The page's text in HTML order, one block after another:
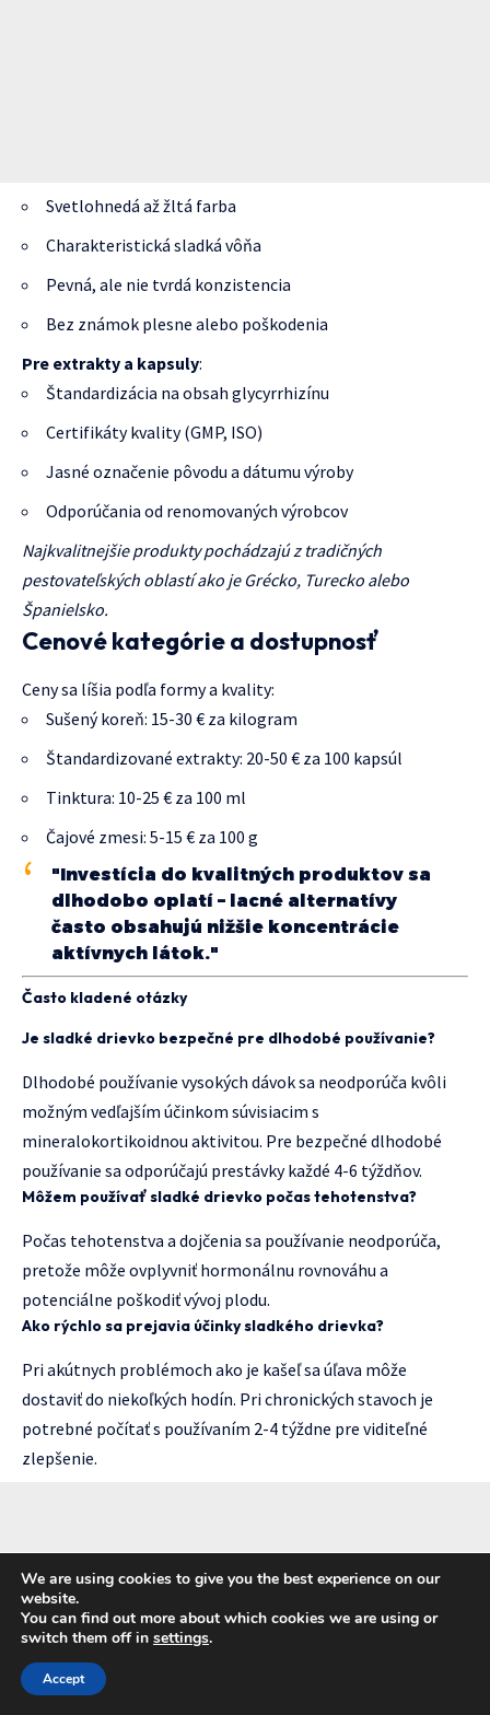
Svetlohnedá až žltá farba
Charakteristická sladká vôňa
Pevná, ale nie tvrdá konzistencia
Bez známok plesne alebo poškodenia
Pre extrakty a kapsuly:
Štandardizácia na obsah glycyrrhizínu
Certifikáty kvality (GMP, ISO)
Jasné označenie pôvodu a dátumu výroby
Odporúčania od renomovaných výrobcov
Najkvalitnejšie produkty pochádzajú z tradičných
pestovateľských oblastí ako je Grécko, Turecko alebo
Španielsko.
Cenové kategórie a dostupnosť
Ceny sa líšia podľa formy a kvality:
Sušený koreň: 15-30 € za kilogram
Štandardizované extrakty: 20-50 € za 100 kapsúl
Tinktura: 10-25 € za 100 ml
Čajové zmesi: 5-15 € za 100 g
"Investícia do kvalitných produktov sa
dlhodobo oplatí – lacné alternatívy
často obsahujú nižšie koncentrácie
aktívnych látok."
Často kladené otázky
Je sladké drievko bezpečné pre dlhodobé používanie?
Dlhodobé používanie vysokých dávok sa neodporúča kvôli
možným vedľajším účinkom súvisiacim s
mineralokortikoidnou aktivitou. Pre bezpečné dlhodobé
používanie sa odporúčajú prestávky každé 4-6 týždňov.
Môžem používať sladké drievko počas tehotenstva?
Počas tehotenstva a dojčenia sa používanie neodporúča,
pretože môže ovplyvniť hormonálnu rovnováhu a
potenciálne poškodiť vývoj plodu.
Ako rýchlo sa prejavia účinky sladkého drievka?
Pri akútnych problémoch ako je kašeľ sa úľava môže
dostaviť do niekoľkých hodín. Pri chronických stavoch je
potrebné počítať s používaním 2-4 týždne pre viditeľné
zlepšenie.
We are using cookies to give you the best experience on our
website.
You can find out more about which cookies we are using or
switch them off in settings.
Accept